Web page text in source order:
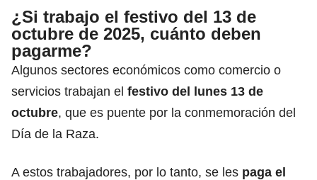
¿Si trabajo el festivo del 13 de
octubre de 2025, cuánto deben
pagarme?
Algunos sectores económicos como comercio o
servicios trabajan el festivo del lunes 13 de
octubre, que es puente por la conmemoración del
Día de la Raza.
A estos trabajadores, por lo tanto, se les paga el